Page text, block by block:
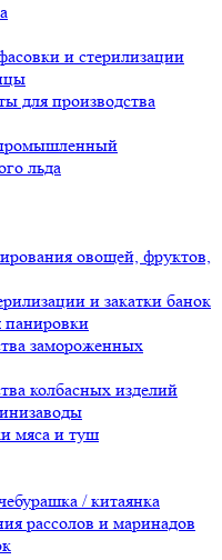
и стерилизации
для производства
льда
овощей, фруктов,
и закатки банок
панировки
замороженных
колбасных изделий
мяса и туш
/ китаянка
рассолов и маринадов